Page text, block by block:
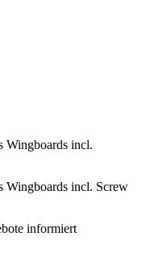
informiert